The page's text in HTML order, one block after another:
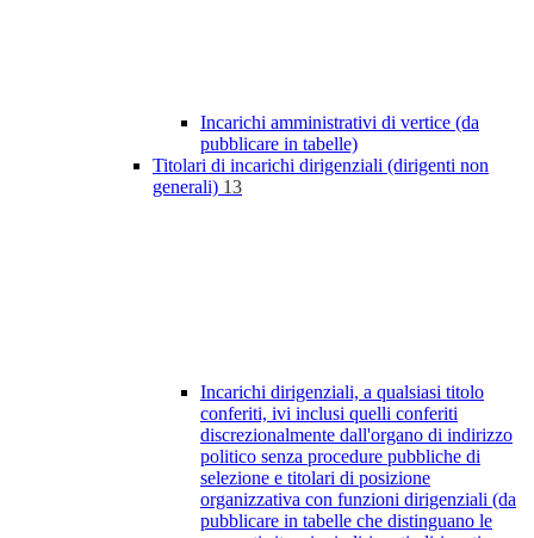
Incarichi amministrativi di vertice (da
pubblicare in tabelle)
Titolari di incarichi dirigenziali (dirigenti non
generali) 13
Incarichi dirigenziali, a qualsiasi titolo
conferiti, ivi inclusi quelli conferiti
discrezionalmente dall'organo di indirizzo
politico senza procedure pubbliche di
selezione e titolari di posizione
organizzativa con funzioni dirigenziali (da
pubblicare in tabelle che distinguano le